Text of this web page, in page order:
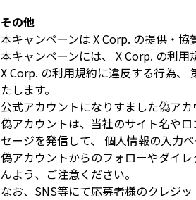
その他
本キャンペーンは X Corp. の提供・協
本キャンペーンには、 X Corp. の利用
X Corp. の利用規約に違反する行為、
たします。
公式アカウントになりすました偽ア
偽アカウントは、当社のサイト名や
セージを発信して、 個人情報の入力
偽アカウントからのフォローやダイ
んよう、ご注意ください。
なお、SNS等にて応募者様のクレジ